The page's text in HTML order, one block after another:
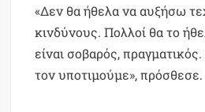
«Δεν θα ήθελα να αυξήσω
κινδύνους. Πολλοί θα το
είναι σοβαρός,
τον υποτιμούμε», πρόσθεσε.